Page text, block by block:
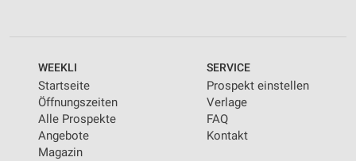
WEEKLI
Startseite
Öffnungszeiten
Alle Prospekte
Angebote
Magazin
SERVICE
Prospekt einstellen
Verlage
FAQ
Kontakt
Erstellung von Profilen für personalisierte
Werbung
Verwendung von Profilen zur Auswahl
personalisierter Werbung